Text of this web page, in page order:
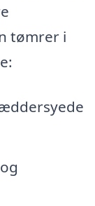
tømrer i